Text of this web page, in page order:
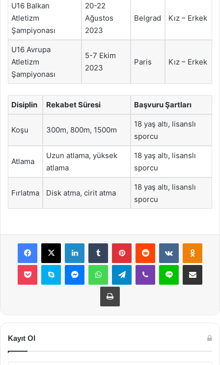
U16 Balkan
Atletizm
Şampiyonası
20-22
Ağustos
2023
Belgrad Kız – Erkek
U16 Avrupa
Atletizm
Şampiyonası
5-7 Ekim
2023
Paris Kız – Erkek
Disiplin Rekabet Süresi Başvuru Şartları
Koşu 300m, 800m, 1500m
18 yaş altı, lisanslı
sporcu
Atlama
Uzun atlama, yüksek
atlama
18 yaş altı, lisanslı
sporcu
Fırlatma Disk atma, cirit atma
18 yaş altı, lisanslı
sporcu
Facebook
X LinkedInTumblr PinterestReddit VKontakte
Pocket Skype MessengerWhatsAppTelegramViber Line E-Posta ile
Yazdır
Kayıt Ol